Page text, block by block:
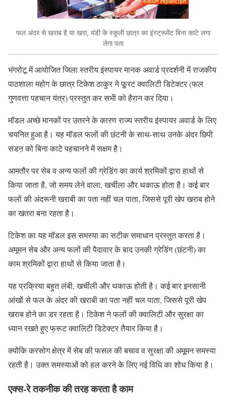
फल अंदर से खराब है या खरा, मंडी के स्कूली छात्र का इंस्ट्रूमेंट बिना काटे लगा
लेगा पता
भंगरोटू में आयोजित जिला स्तरीय इंस्पायर मानक अवार्ड प्रदर्शनी में राजकीय
पाठशाला महोग के छात्र टिकेश ठाकुर ने फू्रट क्वालिटी डिटेक्टर (फल
गुणवत्ता पहचान यंत्र) प्रस्तुत कर सभी को हैरान कर दिया।
मॉडल अच्छे मानकों पर उतरने के कारण राज्य स्तरीय इंस्पायर अवार्ड के लिए
चयनित हुआ है। यह मॉडल फलों की छंटनी के साथ-साथ उनके अंदर छिपी
सडऩ को बिना काटे पहचानने में सक्षम है।
आमतौर पर सेब व अन्य फलों की ग्रेडिंग का कार्य श्रमिकों द्वारा हाथों से
किया जाता है, जो समय लेने वाला, खर्चीला और थकाऊ होता है। कई बार
फलों की अंदरूनी खराबी का पता नहीं चल पाता, जिससे पूरी खेप खराब होने
का खतरा बना रहता है।
टिकेश का यह मॉडल इस समस्या का सटीक समाधान प्रस्तुत करता है।
अमूमन सेब और अन्य फलों की पैदावार के बाद उनकी ग्रेडिंग (छंटनी) का
काम श्रमिकों द्वारा हाथों से किया जाता है।
यह प्रक्रिया बहुत लंबी, खर्चीली और थकाऊ होती है। कई बार इनसानी
आंखों से फल के अंदर की खराबी का पता नहीं चल पाता, जिससे पूरी खेप
खराब होने का डर रहता है। टिकेश ने फलों की क्वालिटी और सुरक्षा का
ध्यान रखते हुए फ्रूट क्वालिटी डिटेक्टर तैयार किया है।
क्योंकि करसोग क्षेत्र में सेब की फसल की बचाव व सुरक्षा की अमूूमन समस्या
रहती है। उक्त समस्याओं को हल करने के लिए नई विधि का शोध किया है।
एक्स-रे तकनीक की तरह करता है काम